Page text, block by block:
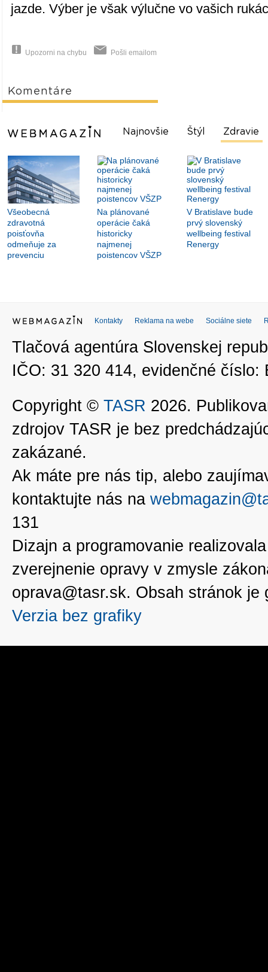
jazde. Výber je však výlučne vo vašich
Upozorni na chybu Pošli emailom
Komentáre
Najnovšie Štýl Zdravie
Všeobecná
zdravotná
poisťovňa
odmeňuje za
prevenciu
Na plánované
operácie čaká
historicky
najmenej
poistencov VŠZP
V Bratislave bude
prvý slovenský
wellbeing festival
Renergy
Kontakty Reklama na webe Sociálne siete
Tlačová agentúra Slovenskej
IČO: 31 320 414, evidenčné číslo:
Copyright © TASR 2026.
zdrojov TASR je bez
zakázané.
Ak máte pre nás tip, alebo
kontaktujte nás na
131
Dizajn a programovanie
zverejnenie opravy v zmysle
oprava@tasr.sk. Obsah stránok
Verzia bez grafiky